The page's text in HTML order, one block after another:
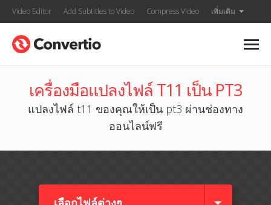
Video Editor Add Subtitles to Video Compress Video เพิ่มเติม
เครื่องมือแปลงไฟล์ T11 เป็น PT3
แปลงไฟล์ t11 ของคุณให้เป็น pt3 ผ่านช่องทาง
ออนไลน์ฟรี